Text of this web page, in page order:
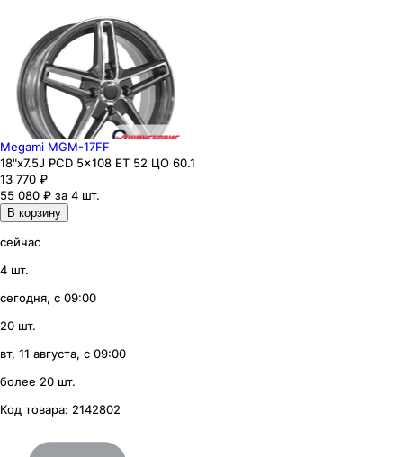
Megami MGM-17FF
18"x7.5J PCD 5x108 ЕТ 52 ЦО 60.1
13 770 ₽
55 080 ₽ за 4 шт.
В корзину
сейчас
4 шт.
сегодня, с 09:00
20 шт.
вт, 11 августа, с 09:00
более 20 шт.
Код товара: 2142802